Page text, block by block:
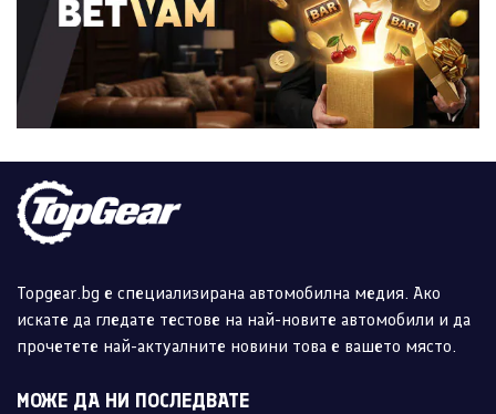
Topgear.bg е специализирана автомобилна медия. Ако
искате да гледате тестове на най-новите автомобили и да
прочетете най-актуалните новини това е вашето място.
МОЖЕ ДА НИ ПОСЛЕДВАТЕ